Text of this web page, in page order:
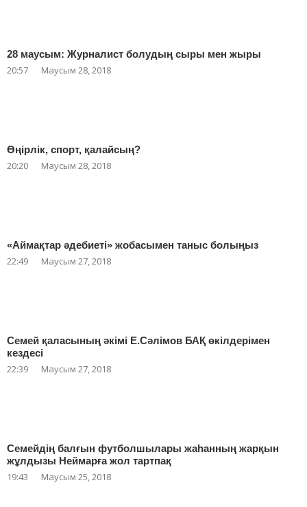
28 маусым: Журналист болудың сыры мен жыры
20:57 Маусым 28, 2018
Өңірлік, спорт, қалайсың?
20:20 Маусым 28, 2018
«Аймақтар әдебиеті» жобасымен таныс болыңыз
22:49 Маусым 27, 2018
Семей қаласының әкімі Е.Сәлімов БАҚ өкілдерімен
кездесі
22:39 Маусым 27, 2018
Семейдің балғын футболшылары жаһанның жарқын
жұлдызы Неймарға жол тартпақ
19:43 Маусым 25, 2018